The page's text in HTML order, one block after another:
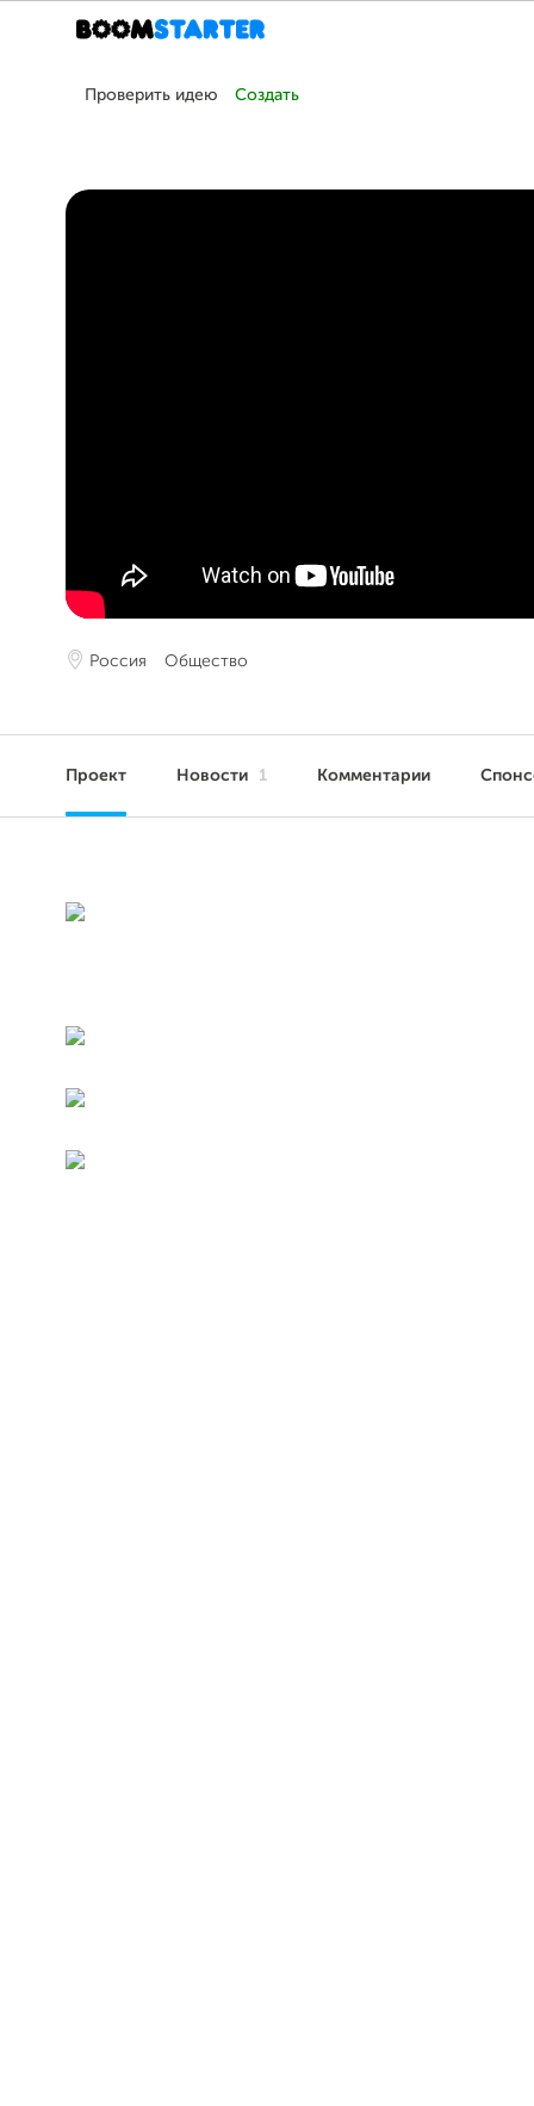
Проверить идею Создать
Россия Общество
Проект Новости 1 Комментарии